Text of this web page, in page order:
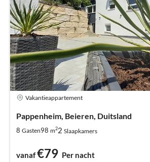
Vakantieappartement
Pappenheim, Beieren, Duitsland
8 Gasten98 m22 Slaapkamers
vanaf€79 Per nacht